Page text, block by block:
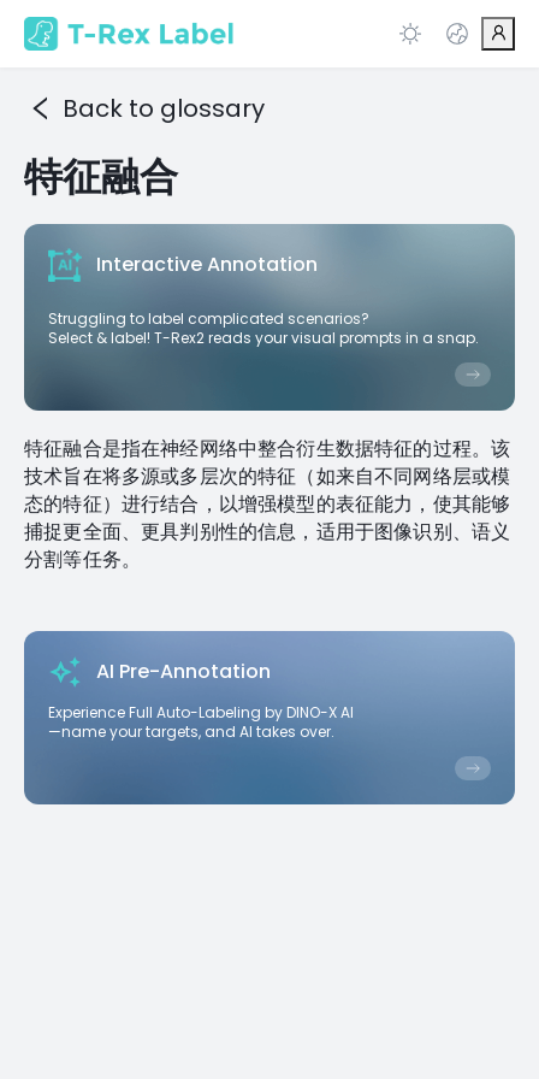
Back to glossary
特征融合
Interactive Annotation
Struggling to label complicated scenarios?
Select & label! T-Rex2 reads your visual prompts in a snap.
特征融合是指在神经网络中整合衍生数据特征的过程。该
技术旨在将多源或多层次的特征（如来自不同网络层或模
态的特征）进行结合，以增强模型的表征能力，使其能够
捕捉更全面、更具判别性的信息，适用于图像识别、语义
分割等任务。
AI Pre-Annotation
Experience Full Auto-Labeling by DINO-X AI
—name your targets, and AI takes over.